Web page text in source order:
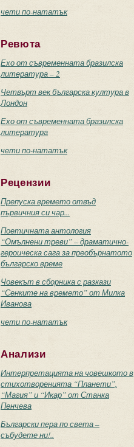
чети по-нататък
Ревюта
Ехо от съвременната бразилска
литература – 2
Четвърт век българска култура в
Лондон
Ехо от съвременната бразилска
литература
чети по-нататък
Рецензии
Препуска времето отвъд
първичния си чар...
Поетичната антология
“Омълнени треви” – драматично-
героическа сага за преобърнатото
българско време
Човекът в сборника с разкази
“Сенките на времето” от Милка
Иванова
чети по-нататък
Анализи
Интерпретацията на човешкото в
стихотворенията “Планети”,
“Магия” и “Икар” от Станка
Пенчева
Български пера по света –
събудете ни!..